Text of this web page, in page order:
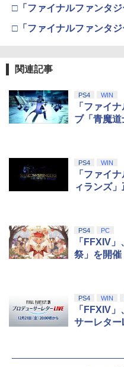
□「ファイナルファンタ
□「ファイナルファンタ
関連記事
PS4 WIN
「ファイ
ブ「青魔
PS4 WIN
「ファイ
ィランズ
PS4 PC
「FFXIV
祭」を開催
PS4 WIN
「FFXIV
サーレタ